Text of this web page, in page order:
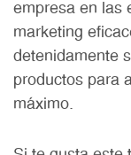
empresa en las
marketing
detenidamente
productos para
máximo.